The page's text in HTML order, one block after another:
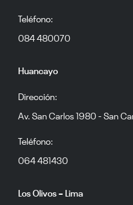
Teléfono:
084 480070
Huancayo
Dirección:
Av. San Carlos 1980 - San
Teléfono:
064 481430
Los Olivos – Lima